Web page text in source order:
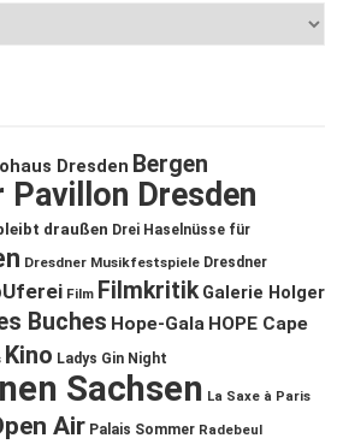
Dresden Bergen
Pavillon Dresden
draußen Drei Haselnüsse für
Dresdner Musikfestspiele Dresdner
Film Filmkritik Galerie Holger
Buches Hope-Gala HOPE Cape
Kino Ladys Gin Night
Sachsen La Saxe à Paris
Air Palais Sommer Radebeul